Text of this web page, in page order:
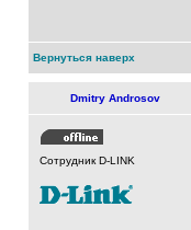
Вернуться наверх
Dmitry Androsov
Сотрудник D-LINK